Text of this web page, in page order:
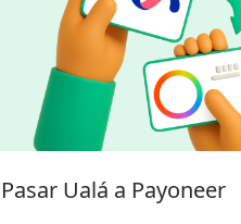
Pasar Ualá a Payoneer